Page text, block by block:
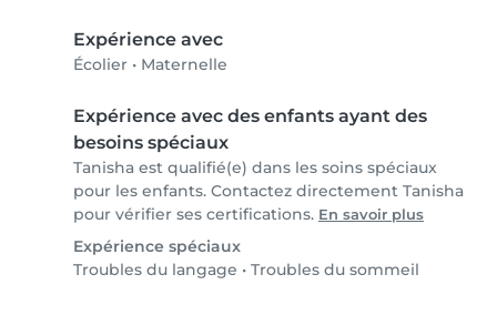
Expérience avec
Écolier • Maternelle
Expérience avec des enfants ayant des
besoins spéciaux
Tanisha est qualifié(e) dans les soins spéciaux
pour les enfants. Contactez directement Tanisha
pour vérifier ses certifications. En savoir plus
Expérience spéciaux
Troubles du langage • Troubles du sommeil